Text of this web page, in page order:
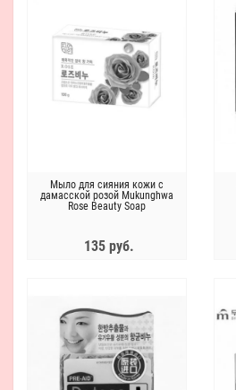
Мыло для сияния кожи с
дамасской розой Mukunghwa
Rose Beauty Soap
135 руб.